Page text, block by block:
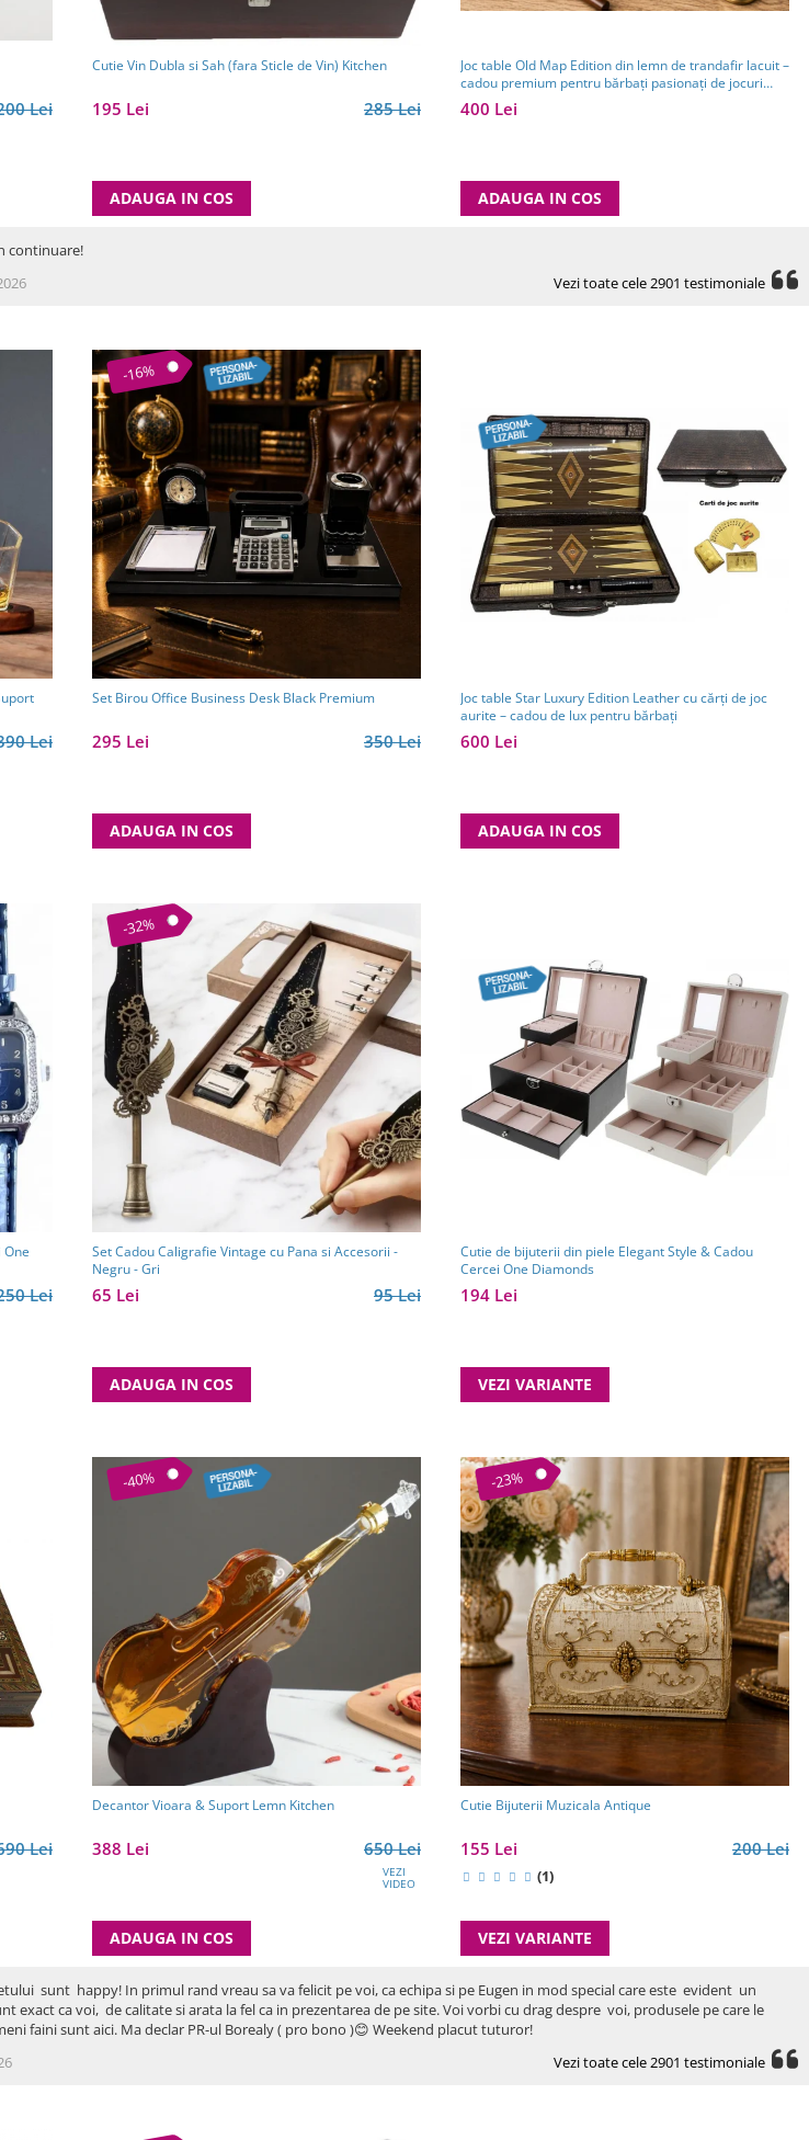
Lei
Cutie Vin Dubla si Sah (fara Sticle de Vin) Kitchen
285 Lei
195 Lei
ADAUGA IN COS
Joc table Old Map Edition din lemn de trandafir lacuit –
cadou premium pentru bărbați pasionați de jocuri
clasice
400 Lei
ADAUGA IN COS
continuare!
Vezi toate cele 2901 testimoniale
Lei
-16%
Set Birou Office Business Desk Black Premium
350 Lei
295 Lei
ADAUGA IN COS
Joc table Star Luxury Edition Leather cu cărți de joc
aurite – cadou de lux pentru bărbați
600 Lei
ADAUGA IN COS
One
Lei
-32%
Set Cadou Caligrafie Vintage cu Pana si Accesorii -
Negru - Gri
95 Lei
65 Lei
ADAUGA IN COS
Cutie de bijuterii din piele Elegant Style & Cadou
Cercei One Diamonds
194 Lei
VEZI VARIANTE
Lei
-40%
Decantor Vioara & Suport Lemn Kitchen
650 Lei
388 Lei
VEZI
VIDEO
ADAUGA IN COS
-23%
Cutie Bijuterii Muzicala Antique
200 Lei
155 Lei
(1)
VEZI VARIANTE
sunt happy! In primul rand vreau sa va felicit pe voi, ca echipa si pe Eugen in mod special care este evident un
exact ca voi, de calitate si arata la fel ca in prezentarea de pe site. Voi vorbi cu drag despre voi, produsele pe care le
faini sunt aici. Ma declar PR-ul Borealy ( pro bono )😊 Weekend placut tuturor!
Vezi toate cele 2901 testimoniale